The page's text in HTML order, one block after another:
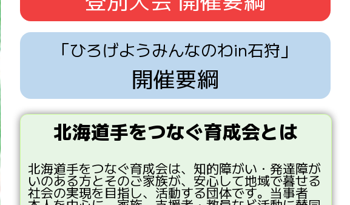
「ひろげようみんなのわin石狩」
開催要綱
北海道手をつなぐ育成会とは
北海道手をつなぐ育成会は、 知的障がい・ 発達障が
いのある方とそのご家族が、 安心して地域で暮せる
社会の実現を目指し、活動する団体です。当事者